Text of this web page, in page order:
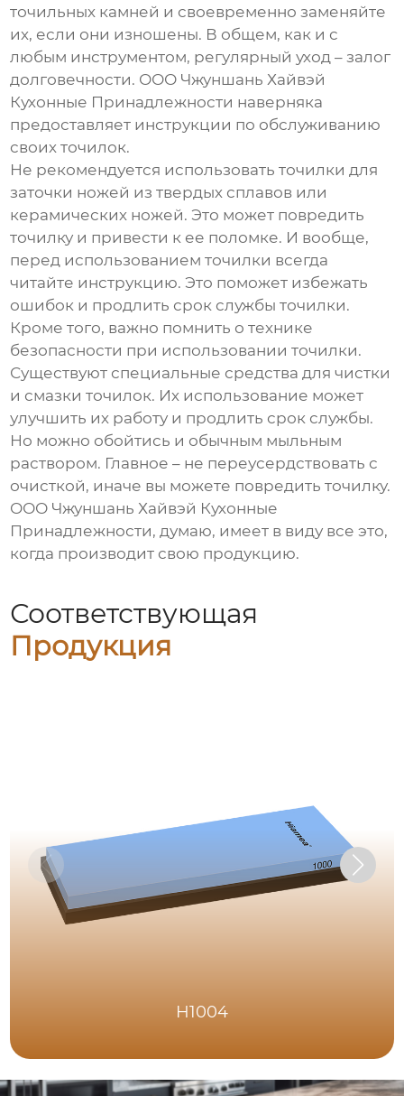
точильных камней и своевременно заменяйте
их, если они изношены. В общем, как и с
любым инструментом, регулярный уход – залог
долговечности. ООО Чжуншань Хайвэй
Кухонные Принадлежности наверняка
предоставляет инструкции по обслуживанию
своих точилок.
Не рекомендуется использовать точилки для
заточки ножей из твердых сплавов или
керамических ножей. Это может повредить
точилку и привести к ее поломке. И вообще,
перед использованием точилки всегда
читайте инструкцию. Это поможет избежать
ошибок и продлить срок службы точилки.
Кроме того, важно помнить о технике
безопасности при использовании точилки.
Существуют специальные средства для чистки
и смазки точилок. Их использование может
улучшить их работу и продлить срок службы.
Но можно обойтись и обычным мыльным
раствором. Главное – не переусердствовать с
очисткой, иначе вы можете повредить точилку.
ООО Чжуншань Хайвэй Кухонные
Принадлежности, думаю, имеет в виду все это,
когда производит свою продукцию.
Соответствующая
Продукция
H1004